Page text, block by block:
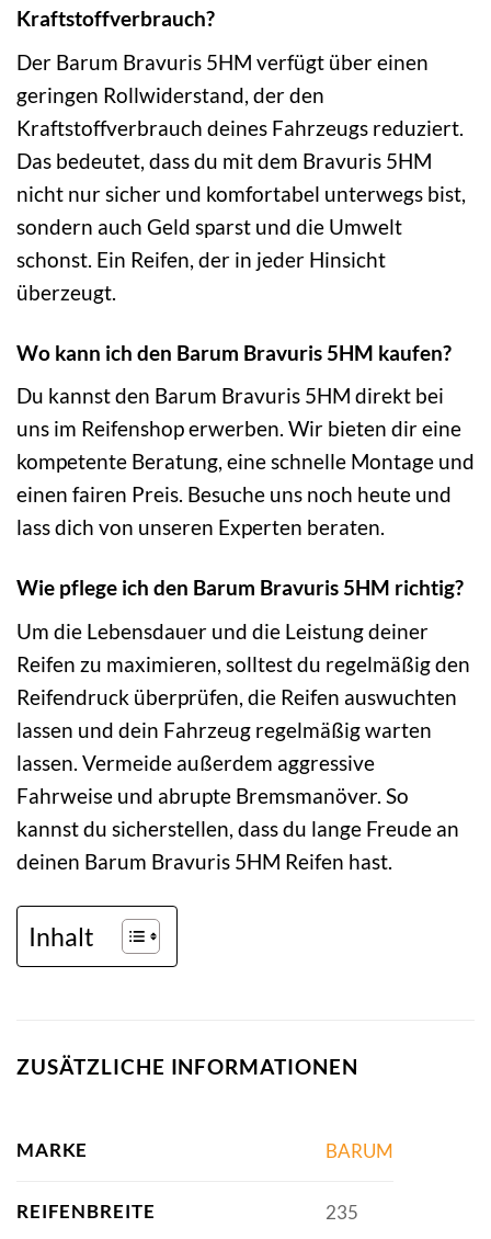
Kraftstoffverbrauch?
Der Barum Bravuris 5HM verfügt über einen
geringen Rollwiderstand, der den
Kraftstoffverbrauch deines Fahrzeugs reduziert.
Das bedeutet, dass du mit dem Bravuris 5HM
nicht nur sicher und komfortabel unterwegs bist,
sondern auch Geld sparst und die Umwelt
schonst. Ein Reifen, der in jeder Hinsicht
überzeugt.
Wo kann ich den Barum Bravuris 5HM kaufen?
Du kannst den Barum Bravuris 5HM direkt bei
uns im Reifenshop erwerben. Wir bieten dir eine
kompetente Beratung, eine schnelle Montage und
einen fairen Preis. Besuche uns noch heute und
lass dich von unseren Experten beraten.
Wie pflege ich den Barum Bravuris 5HM richtig?
Um die Lebensdauer und die Leistung deiner
Reifen zu maximieren, solltest du regelmäßig den
Reifendruck überprüfen, die Reifen auswuchten
lassen und dein Fahrzeug regelmäßig warten
lassen. Vermeide außerdem aggressive
Fahrweise und abrupte Bremsmanöver. So
kannst du sicherstellen, dass du lange Freude an
deinen Barum Bravuris 5HM Reifen hast.
Inhalt
ZUSÄTZLICHE INFORMATIONEN
MARKE BARUM
REIFENBREITE 235